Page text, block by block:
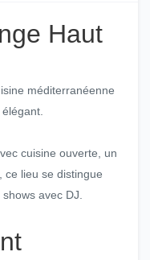
Haut
méditerranéenne
cuisine ouverte, un
ce lieu se distingue
avec DJ.